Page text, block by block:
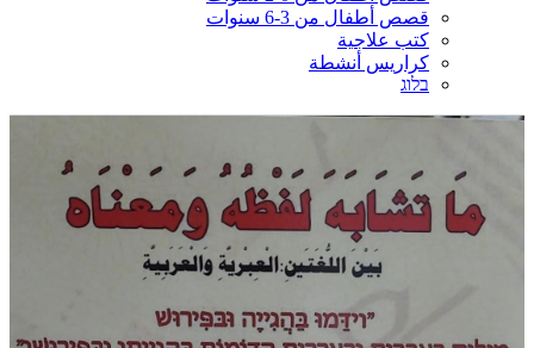
قصص أطفال من 3-6 سنوات
كتب علاجية
كراريس أنشطة
בלוג